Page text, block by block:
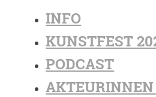
INFO
KUNSTFEST
PODCAST